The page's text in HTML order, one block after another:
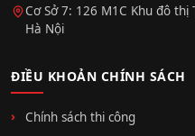
Cơ Sở 7: 126 M1C Khu đô
Hà Nội
ĐIỀU KHOẢN CHÍNH SÁCH
Chính sách thi công